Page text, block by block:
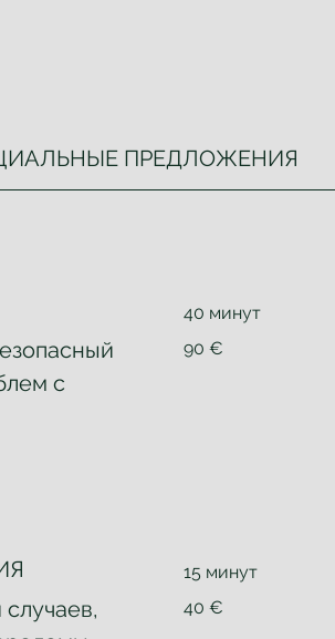
ПРЕДЛОЖЕНИЯ
с
40 минут
евро
90 €
15 минут
евро
40 €